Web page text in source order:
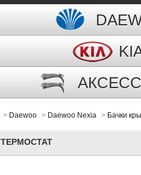
> Daewoo > Daewoo Nexia > Бачки
ТЕРМОСТАТ